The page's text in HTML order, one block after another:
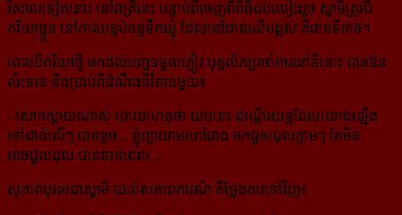
វិសាលទៀតនោះ នៅរាត្រីនេះ បន្ទាប់ពីចេញពីពិធីជប់លៀងរួច ស្វាមីត្រូវបី
ភរិយាខ្លួន ទៅកាន់បន្ទប់ចន្ទទឹកឃ្មុំ ដែលនៅជាន់លើបង្អស់ គឺជាន់ទី៣៥។
ពេលបីភរិយាថ្មី មកដល់បញ្ជទទួលភ្ញៀវ បុគ្គលិកប្រចាំការនៅទីនោះ បានឱន
លំទោន និងប្រាប់ពីដំណឹងដ៏រំខានមួយ៖
- សោកស្ដាយណាស់ ដោយហេតុថា យប់នេះ ជណ្ដើរយន្ដដែលយោងឡើង
ទៅជាន់លើៗ បានខូច... ខ្ញុំព្យាយាមហៅជាង មកជួសជុលភ្លាមៗ តែមិន
អាចជួលជុល បានទាន់ពេល...
សុភាពបុរសជាស្វាមី យល់សភាពការណ៍ ក៏ថ្លែងតបទៅវិញ៖